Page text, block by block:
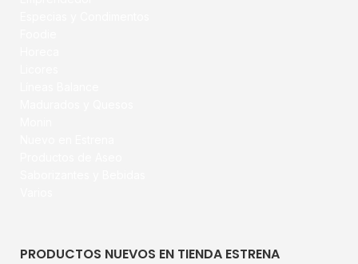
PRODUCTOS NUEVOS EN TIENDA ESTRENA